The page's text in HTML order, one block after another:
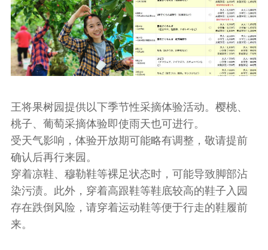
王将果树园提供以下季节性采摘体验活动。樱桃、
桃子、葡萄采摘体验即使雨天也可进行。
受天气影响，体验开放期可能略有调整，敬请提前
确认后再行来园。
穿着凉鞋、穆勒鞋等裸足状态时，可能导致脚部沾
染污渍。此外，穿着高跟鞋等鞋底较高的鞋子入园
存在跌倒风险，请穿着运动鞋等便于行走的鞋履前
来。